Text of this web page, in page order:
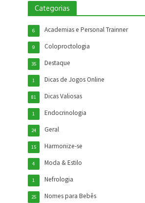
Categorias
Academias e Personal Trainner
6
Coloproctologia
9
Destaque
35
Dicas de Jogos Online
1
Dicas Valiosas
81
Endocrinologia
1
Geral
24
Harmonize-se
15
Moda & Estilo
4
Nefrologia
1
Nomes para Bebês
25